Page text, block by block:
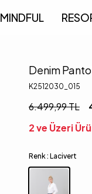
MINDFUL
Denim
K2512030_015
6.499,99TL
2 ve Üzeri
Renk : Lacivert